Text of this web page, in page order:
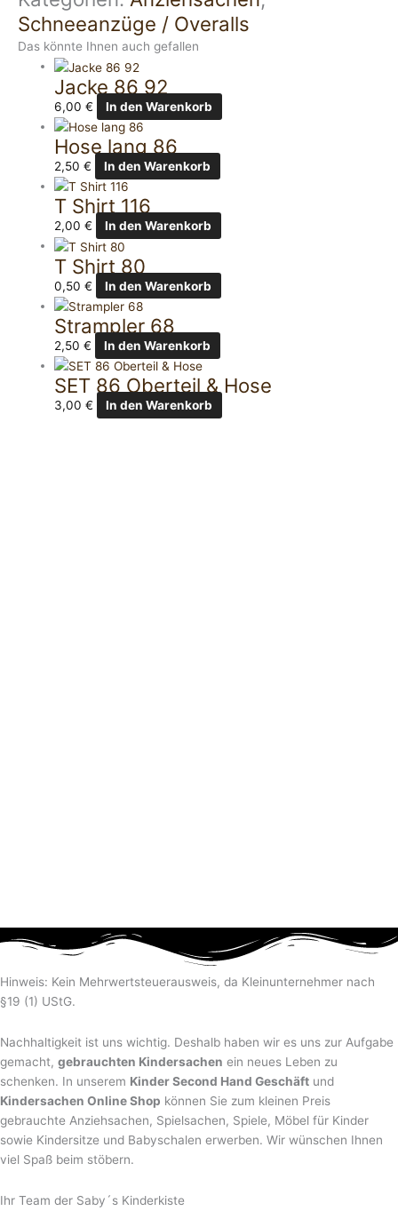
Schneeanzüge / Overalls
Das könnte Ihnen auch gefallen
Jacke 86 92
6,00€ In den Warenkorb
Hose lang 86
2,50€ In den Warenkorb
T Shirt 116
2,00€ In den Warenkorb
T Shirt 80
0,50€ In den Warenkorb
Strampler 68
2,50€ In den Warenkorb
SET 86 Oberteil & Hose
3,00€ In den Warenkorb
Hinweis: Kein Mehrwertsteuerausweis, da Kleinunternehmer nach
§19 (1) UStG.
Nachhaltigkeit ist uns wichtig. Deshalb haben wir es uns zur Aufgabe
gemacht, gebrauchten Kindersachen ein neues Leben zu
schenken. In unserem Kinder Second Hand Geschäft und
Kindersachen Online Shop können Sie zum kleinen Preis
gebrauchte Anziehsachen, Spiel­sachen, Spiele, Möbel für Kinder
sowie Kindersitze und Babyschalen erwerben. Wir wünschen Ihnen
viel Spaß beim stöbern.
Ihr Team der Saby´s Kinderkiste